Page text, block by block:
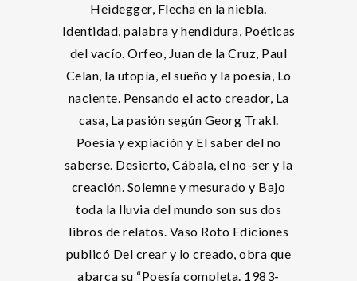
Heidegger, Flecha en la niebla.
Identidad, palabra y hendidura, Poéticas
del vacío. Orfeo, Juan de la Cruz, Paul
Celan, la utopía, el sueño y la poesía, Lo
naciente. Pensando el acto creador, La
casa, La pasión según Georg Trakl.
Poesía y expiación y El saber del no
saberse. Desierto, Cábala, el no-ser y la
creación. Solemne y mesurado y Bajo
toda la lluvia del mundo son sus dos
libros de relatos. Vaso Roto Ediciones
publicó Del crear y lo creado, obra que
abarca su “Poesía completa. 1983-